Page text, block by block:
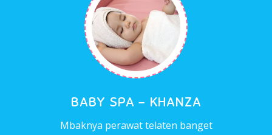
BABY SPA – KHANZA
Mbaknya perawat telaten banget